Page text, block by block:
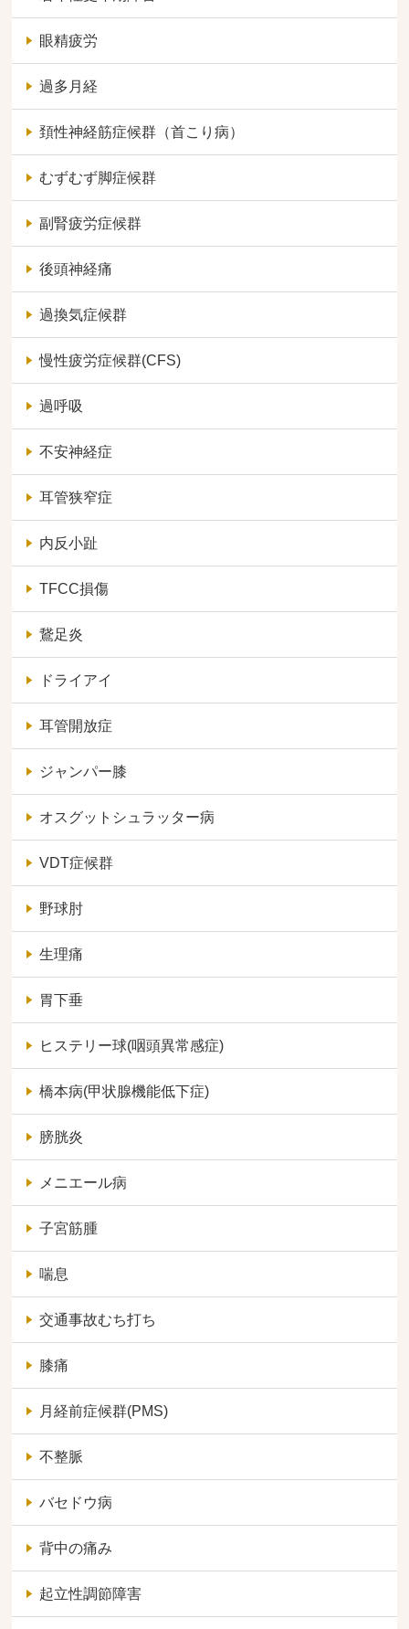
眼精疲労
過多月経
頚性神経筋症候群（首こり病）
むずむず脚症候群
副腎疲労症候群
後頭神経痛
過換気症候群
慢性疲労症候群(CFS)
過呼吸
不安神経症
耳管狭窄症
内反小趾
TFCC損傷
鵞足炎
ドライアイ
耳管開放症
ジャンパー膝
オスグットシュラッター病
VDT症候群
野球肘
生理痛
胃下垂
ヒステリー球(咽頭異常感症)
橋本病(甲状腺機能低下症)
膀胱炎
メニエール病
子宮筋腫
喘息
交通事故むち打ち
膝痛
月経前症候群(PMS)
不整脈
バセドウ病
背中の痛み
起立性調節障害